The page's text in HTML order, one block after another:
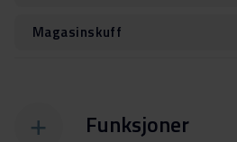
Magasinskuff
Funksjoner